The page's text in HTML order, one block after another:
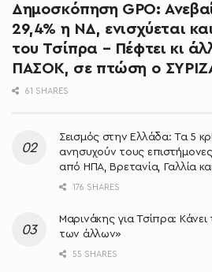
Δημοσκόπηση GPO:
29,4% η ΝΔ, ενισχύεται
του Τσίπρα – Πέφτει κι
ΠΑΣΟΚ, σε πτώση ο
61 SHARES
Σεισμός στην Ελλάδα: Τα 5
ανησυχούν τους επιστήμονες
από ΗΠΑ, Βρετανία, Γαλλία
176 SHARES
Μαρινάκης για Τσίπρα:
των άλλων»
55 SHARES